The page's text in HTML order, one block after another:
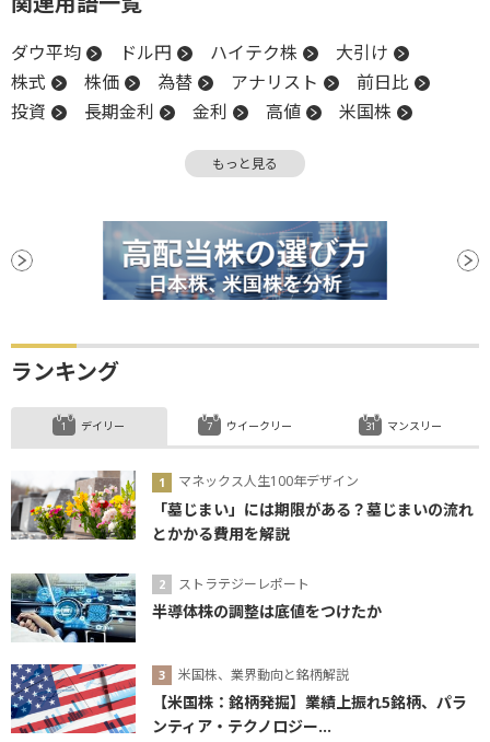
ダウ平均 ドル円 ハイテク株
大引け
株式
株価 為替 アナリスト
前日比
投資
長期金利 金利 高値
米国株
株価指数
もっと見る
ランキング
デイリー
マネックス人生100年デザイン
「墓じまい」には期限がある？墓じまいの流れ
とかかる費用を解説
ストラテジーレポート
半導体株の調整は底値をつけたか
米国株、業界動向と銘柄解説
【米国株：銘柄発掘】業績上振れ5銘柄、パラ
ンティア・テクノロジー...
ウイークリー マンスリー